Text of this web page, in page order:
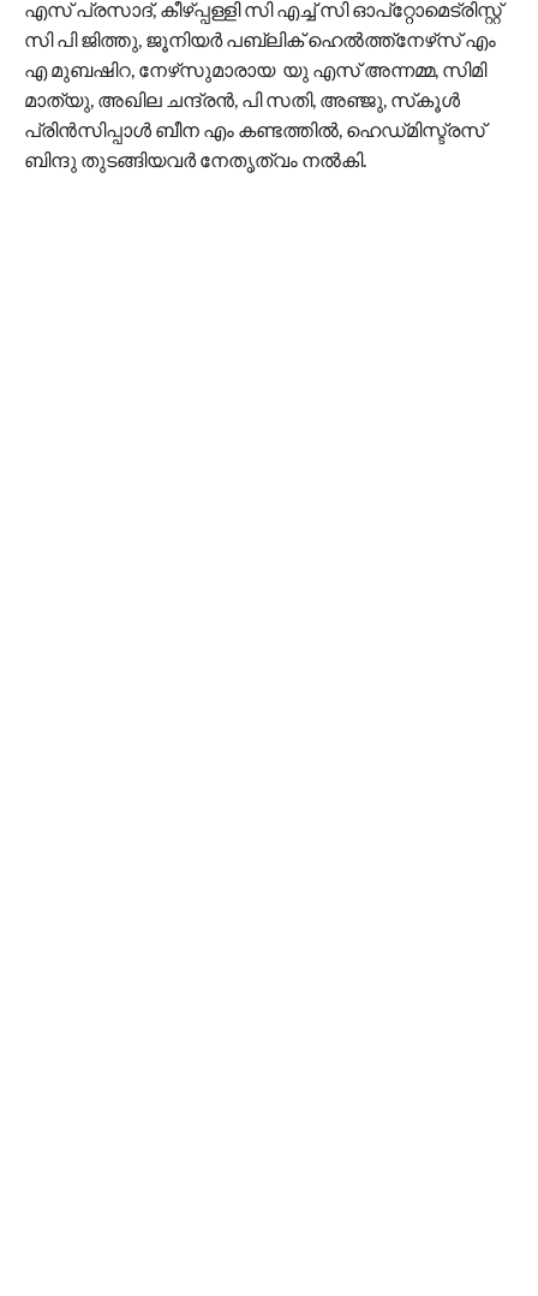
എസ് പ്രസാദ്, കീഴ്പ്പള്ളി സി എച്ച് സി ഓപ്റ്റോമെട്രിസ്റ്റ്
സി പി ജിത്തു, ജൂനിയർ പബ്ലിക് ഹെൽത്ത്നേഴ്‌സ് എം
എ മുബഷിറ, നേഴ്‌സുമാരായ യു എസ് അന്നമ്മ, സിമി
മാത്യു, അഖില ചന്ദ്രൻ, പി സതി, അഞ്ജു, സ്‌കൂൾ
പ്രിൻസിപ്പാൾ ബീന എം കണ്ടത്തിൽ, ഹെഡ്‌മിസ്ട്രസ്
ബിന്ദു തുടങ്ങിയവർ നേതൃത്വം നൽകി.